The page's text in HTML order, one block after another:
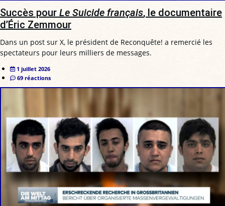
Succès pour Le Suicide français, le documentaire
d’Éric Zemmour
Dans un post sur X, le président de Reconquête! a remercié les
spectateurs pour leurs milliers de messages.
1 juillet 2026
69 réactions